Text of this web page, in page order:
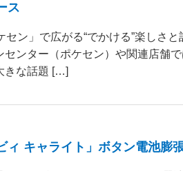
ス
ン」で広がる“でかける”楽しさ
センター（ポケセン）や関連店舗
きな話題 […]
ィ キャライト」ボタン電池膨